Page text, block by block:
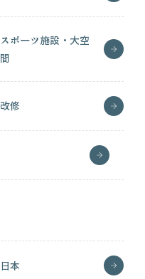
スポーツ施設・大空
間
改修
日本